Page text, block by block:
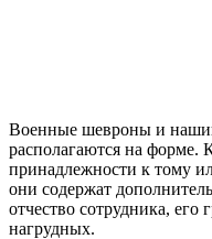
Военные шевроны и
располагаются на
принадлежности к тому
они содержат
отчество сотрудника,
нагрудных.